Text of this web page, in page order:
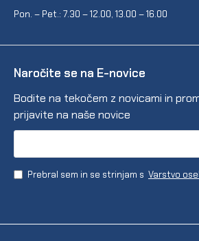
Pon. – Pet.: 7.30 – 12.00, 13.00 – 16.00
Naročite se na E-novice
Bodite na tekočem z novicami in
prijavite na naše novice
Prebral sem in se strinjam s Varstvo